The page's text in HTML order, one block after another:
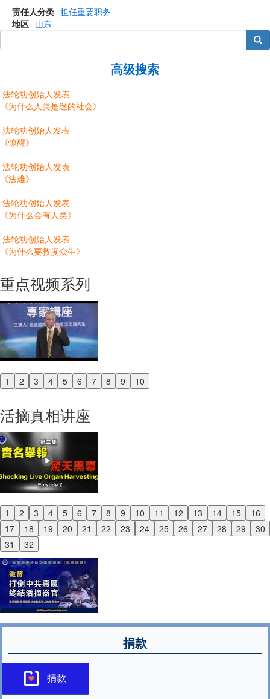
责任人分类 担任重要职务
地区 山东
搜索
高级搜索
法轮功创始人发表
《为什么人类是迷的社会》
法轮功创始人发表
《惊醒》
法轮功创始人发表
《法难》
法轮功创始人发表
《为什么会有人类》
法轮功创始人发表
《为什么要救度众生》
重点视频系列
1 2 3 4 5 6 7 8 9 10
Previous
活摘真相讲座
1 2 3 4 5 6 7 8 9 10 11 12 13 14 15
16
17
18 19 20 21 22 23 24 25 26 27 28 29
30
31
32
Previous
Next
捐款
捐款